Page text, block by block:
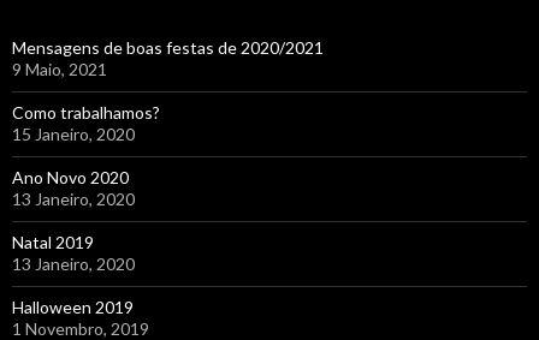
Mensagens de boas festas de 2020/2021
9 Maio, 2021
Como trabalhamos?
15 Janeiro, 2020
Ano Novo 2020
13 Janeiro, 2020
Natal 2019
13 Janeiro, 2020
Halloween 2019
1 Novembro, 2019